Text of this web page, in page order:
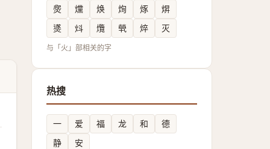
㷗 爣 焕 㶷 烼
焺
㸂
炓 爦 煢 焠 灭
与「火」部相关的字
热搜
一 爱 福 龙 和
德
静
安